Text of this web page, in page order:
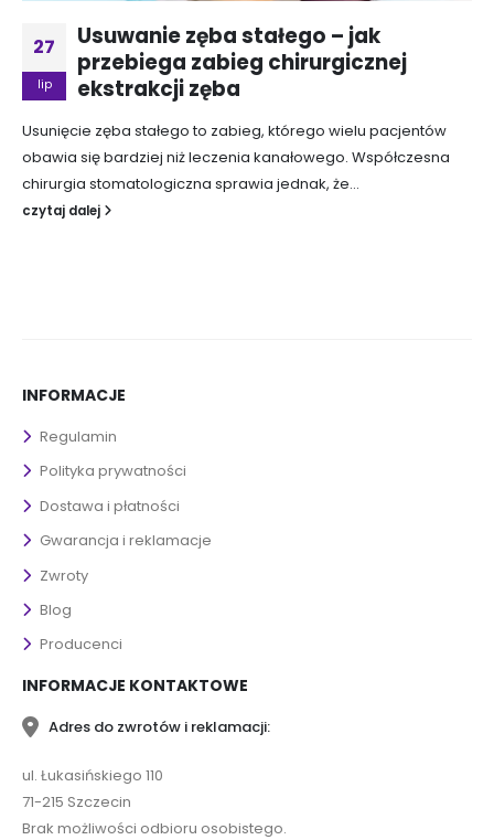
27
lip
Usuwanie zęba stałego – jak
przebiega zabieg chirurgicznej
ekstrakcji zęba
Usunięcie zęba stałego to zabieg, którego wielu pacjentów
obawia się bardziej niż leczenia kanałowego. Współczesna
chirurgia stomatologiczna sprawia jednak, że...
czytaj dalej
INFORMACJE
Regulamin
Polityka prywatności
Dostawa i płatności
Gwarancja i reklamacje
Zwroty
Blog
Producenci
INFORMACJE KONTAKTOWE
Adres do zwrotów i reklamacji:
ul. Łukasińskiego 110
71-215 Szczecin
Brak możliwości odbioru osobistego.